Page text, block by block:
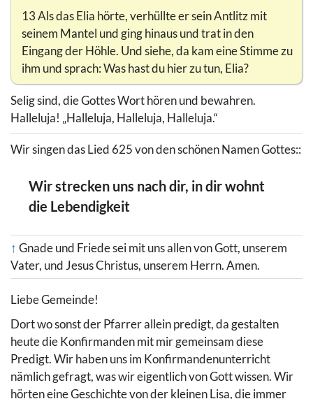
13 Als das Elia hörte, verhüllte er sein Antlitz mit
seinem Mantel und ging hinaus und trat in den
Eingang der Höhle. Und siehe, da kam eine Stimme zu
ihm und sprach: Was hast du hier zu tun, Elia?
Selig sind, die Gottes Wort hören und bewahren.
Halleluja! „Halleluja, Halleluja, Halleluja.“
Wir singen das Lied 625 von den schönen Namen Gottes::
Wir strecken uns nach dir, in dir wohnt
die Lebendigkeit
↑ Gnade und Friede sei mit uns allen von Gott, unserem
Vater, und Jesus Christus, unserem Herrn. Amen.
Liebe Gemeinde!
Dort wo sonst der Pfarrer allein predigt, da gestalten
heute die Konfirmanden mit mir gemeinsam diese
Predigt. Wir haben uns im Konfirmandenunterricht
nämlich gefragt, was wir eigentlich von Gott wissen. Wir
hörten eine Geschichte von der kleinen Lisa, die immer